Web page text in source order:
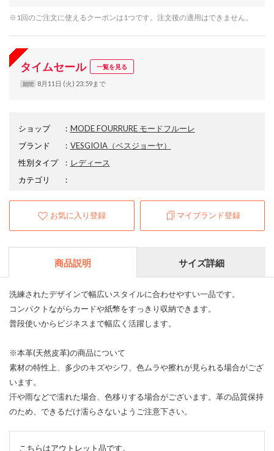
※1回のご注文に使えるクーポンは1つです。注文後の適用はできません。
タイムセール 一覧を見る
期間 8月11日 (火) 23:59まで
ショップ ： MODE FOURRURE モードフルーレ
ブランド
： VESGIOIA（ベスジョーヤ）
性別タイプ
： レディース
カテゴリ
：
お気に入り登録 マイブランド登録
商品説明 サイズ詳細
洗練されたデザインで幅広いスタイルに合わせやすい一品です。
コンパクトながらカードや紙幣をすっきり収納できます。
普段使いからビジネスまで幅広く活躍します。
※本革(天然皮革)の商品について
素材の特性上、多少のキズやシワ、色ムラや擦れが見られる場合がござ
います。
汗や雨などで濡れた場合、色移りする場合がございます。革の品質保持
のため、できるだけ濡らさないようご注意下さい。
こちらはアウトレット品です。